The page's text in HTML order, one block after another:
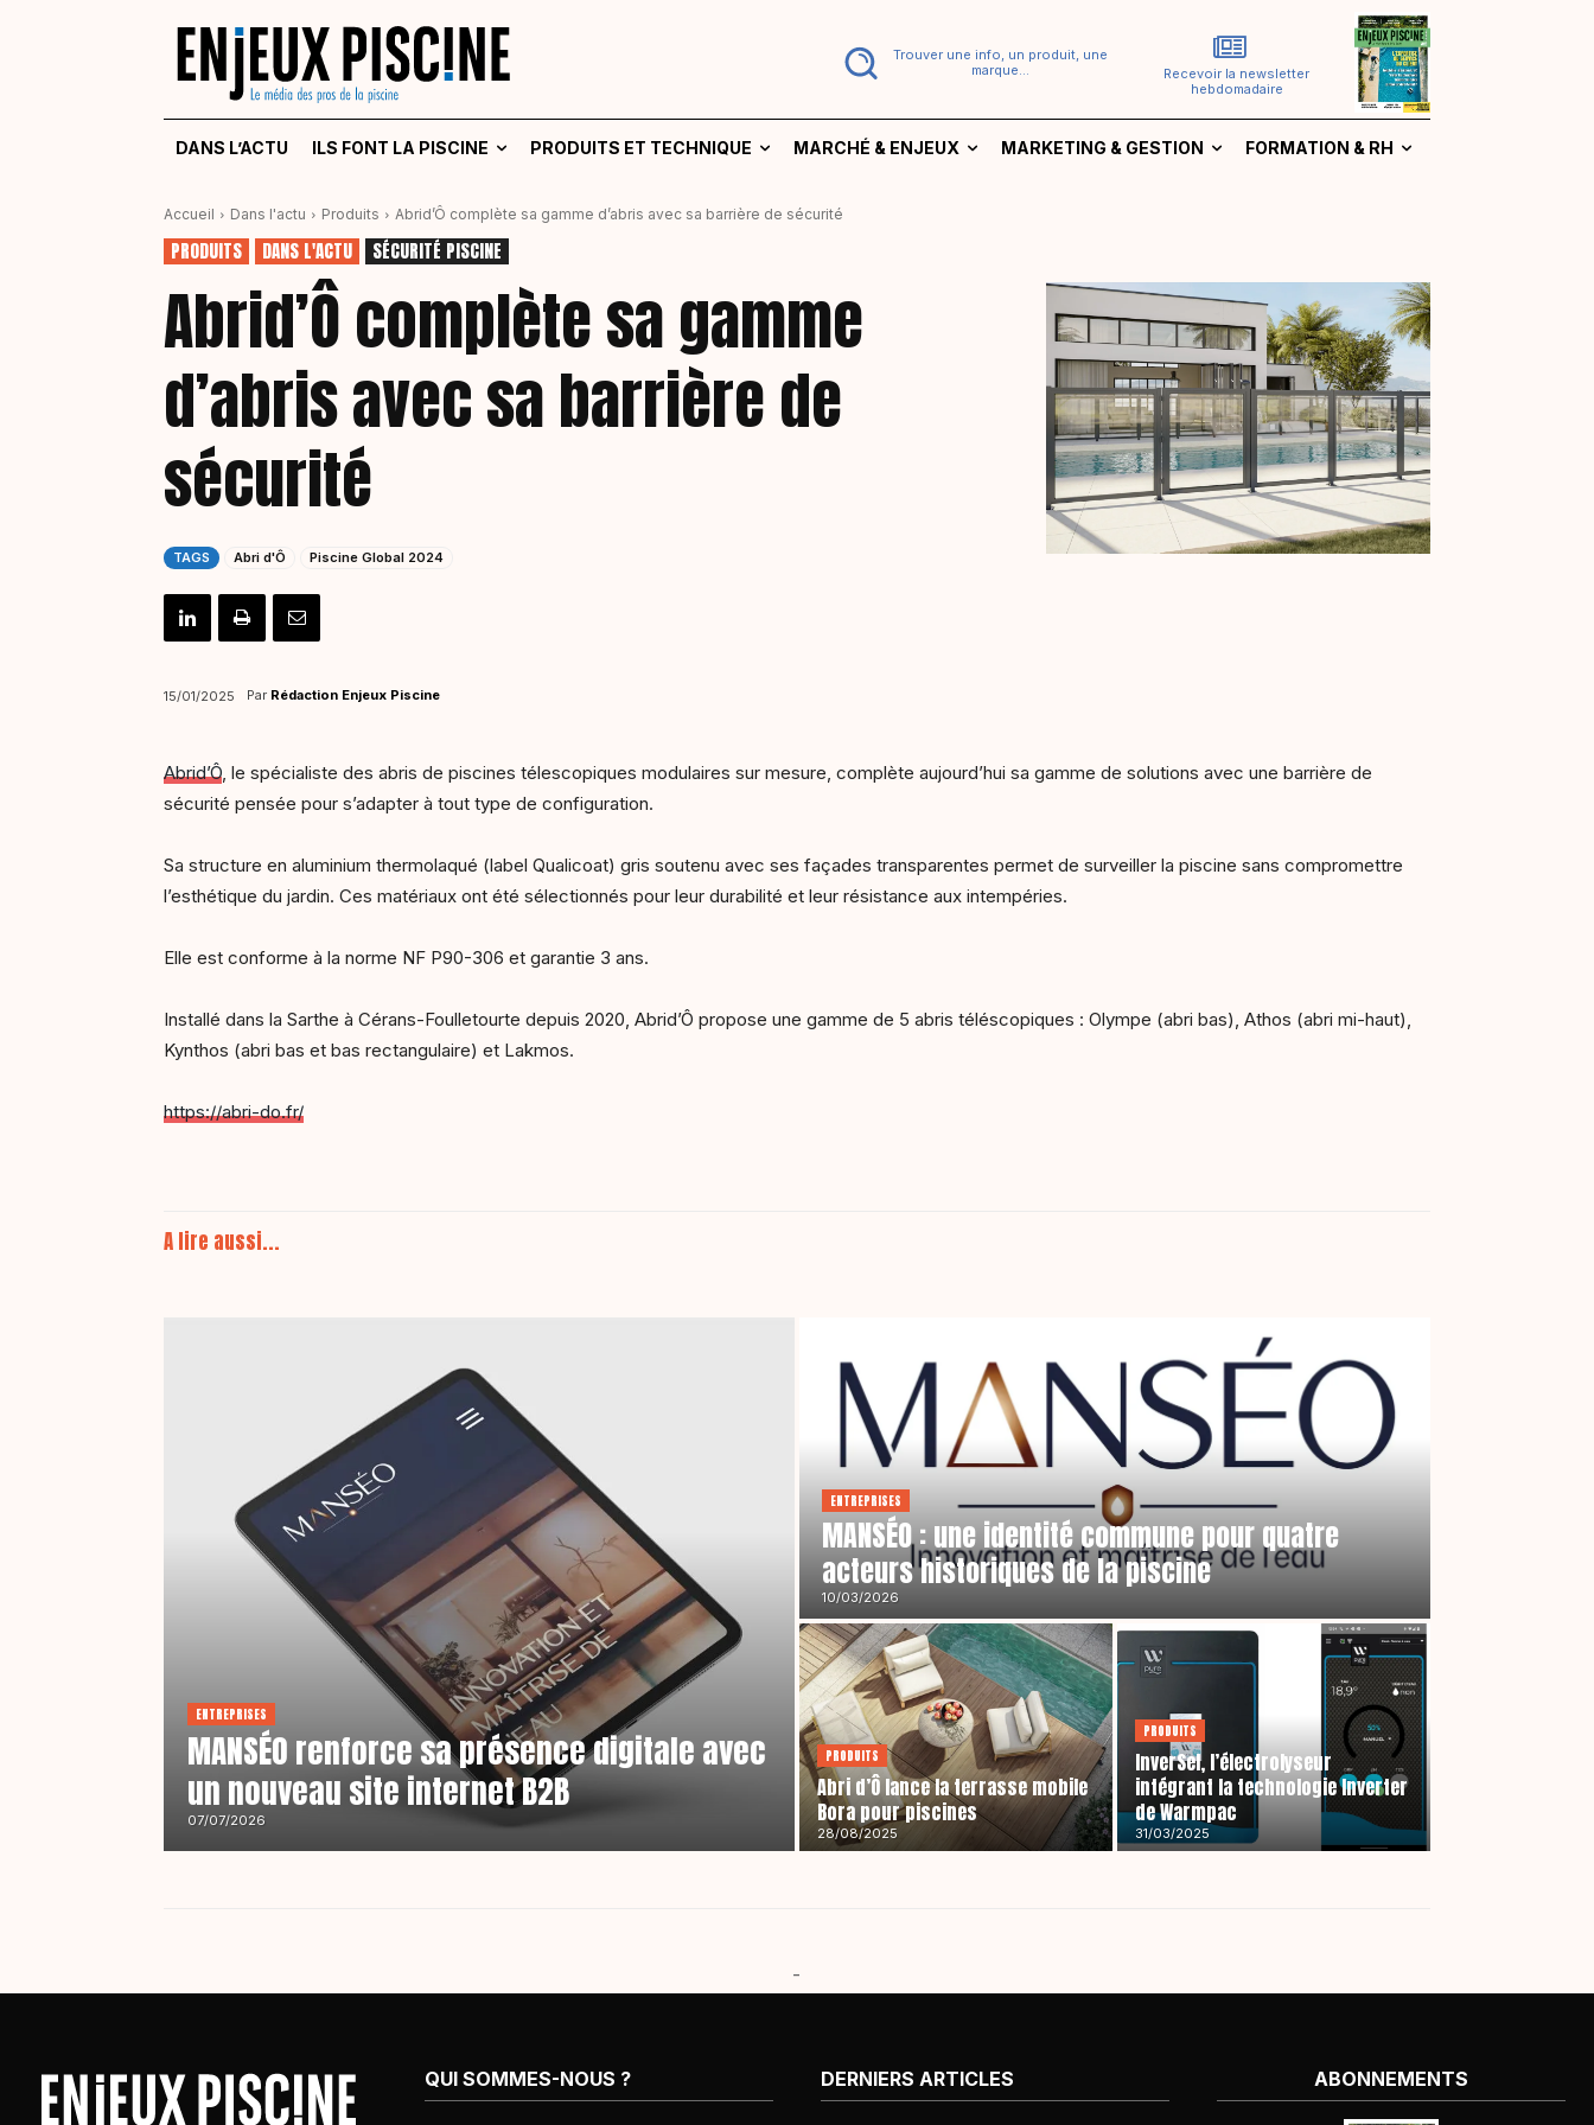
Trouver une info, un produit, une
marque...
Recevoir la newsletter
hebdomadaire
DANS L’ACTU ILS FONT LA PISCINE PRODUITS ET TECHNIQUE MARCHÉ & ENJEUX MARKETING & GESTION FORMATION & RH
Accueil Dans l'actu Produits Abrid’Ô complète sa gamme d’abris avec sa barrière de sécurité
PRODUITS DANS L'ACTU SÉCURITÉ PISCINE
Abrid’Ô complète sa gamme
d’abris avec sa barrière de
sécurité
TAGS Abri d'Ô Piscine Global 2024
15/01/2025 Par Rédaction Enjeux Piscine
Abrid’Ô, le spécialiste des abris de piscines télescopiques modulaires sur mesure, complète aujourd’hui sa gamme de solutions avec une barrière de
sécurité pensée pour s’adapter à tout type de configuration.
Sa structure en aluminium thermolaqué (label Qualicoat) gris soutenu avec ses façades transparentes permet de surveiller la piscine sans compromettre
l’esthétique du jardin. Ces matériaux ont été sélectionnés pour leur durabilité et leur résistance aux intempéries.
Elle est conforme à la norme NF P90-306 et garantie 3 ans.
Installé dans la Sarthe à Cérans-Foulletourte depuis 2020, Abrid’Ô propose une gamme de 5 abris téléscopiques : Olympe (abri bas), Athos (abri mi-haut),
Kynthos (abri bas et bas rectangulaire) et Lakmos.
https://abri-do.fr/
A lire aussi...
ENTREPRISES
MANSÉO renforce sa présence digitale avec
un nouveau site internet B2B
07/07/2026
ENTREPRISES
MANSÉO : une identité commune pour quatre
acteurs historiques de la piscine
10/03/2026
PRODUITS
Abri d’Ô lance la terrasse mobile
Bora pour piscines
28/08/2025
PRODUITS
InverSel, l’électrolyseur
intégrant la technologie Inverter
de Warmpac
31/03/2025
-
QUI SOMMES-NOUS ? DERNIERS ARTICLES ABONNEMENTS